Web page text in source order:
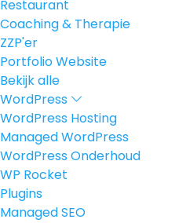
Restaurant
Coaching & Therapie
ZZP'er
Portfolio Website
Bekijk alle
WordPress
WordPress Hosting
Managed WordPress
WordPress Onderhoud
WP Rocket
Plugins
Managed SEO